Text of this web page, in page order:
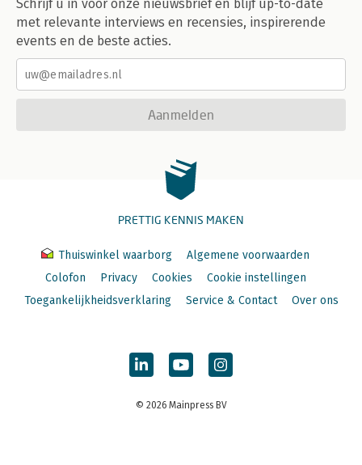
Schrijf u in voor onze nieuwsbrief en blijf up-to-date
met relevante interviews en recensies, inspirerende
events en de beste acties.
Aanmelden
PRETTIG KENNIS MAKEN
Thuiswinkel waarborg
Algemene voorwaarden
Colofon
Privacy Cookies
Cookie instellingen
Toegankelijkheidsverklaring
Service & Contact Over ons
© 2026 Mainpress BV